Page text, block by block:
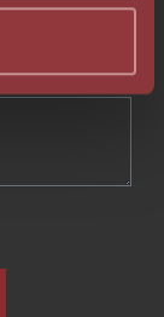
все
месяцев